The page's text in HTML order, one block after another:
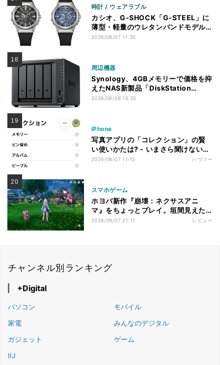
時計 / ウェアラブル
カシオ、G-SHOCK「G-STEEL」に
薄型・軽量のウレタンバンドモデル
「GST-B1000」
2026/08/07 11:35
周辺機器
Synology、4GBメモリーで価格を抑
えたNAS新製品「DiskStation
neo+」シリーズ
2026/08/06 16:35
iPhone
写真アプリの「コレクション」の賢
い使いかたは? - いまさら聞けない
iPhoneのなぜ
2026/08/07 11:15 ハウツー
スマホゲーム
ホヨバ新作『崩壊：ネクサスアニ
マ』をちょっとプレイ。垣間見えた
新規スタイルのゲーム開発に取り組
2026/08/07 21:11 レビュー
チャンネル別ランキング
+Digital
パソコン
モバイル
家電
みんなのデジタル
ガジェット
ゲーム
IIJ